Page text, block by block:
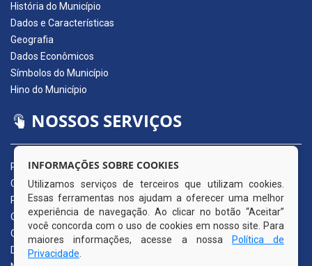
História do Município
Dados e Características
Geografia
Dados Econômicos
Símbolos do Município
Hino do Município
NOSSOS SERVIÇOS
Portal da Transparência
Carta de Serviços ao Usuário
Pedido de Acesso à Informação (e-SIC)
Ouvidoria Municipal
Quadro de Avisos
Diário Oficial da AMUPE
INFORMAÇÕES SOBRE COOKIES
Utilizamos serviços de terceiros que utilizam cookies.
Essas ferramentas nos ajudam a oferecer uma melhor
experiência de navegação. Ao clicar no botão “Aceitar”
você concorda com o uso de cookies em nosso site. Para
maiores informações, acesse a nossa
Política de
Privacidade